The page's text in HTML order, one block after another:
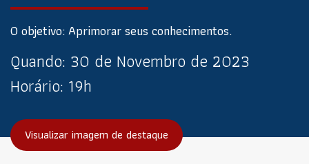
O objetivo: Aprimorar seus conhecimentos.
Quando: 30 de Novembro de 2023
Horário: 19h
Visualizar imagem de destaque